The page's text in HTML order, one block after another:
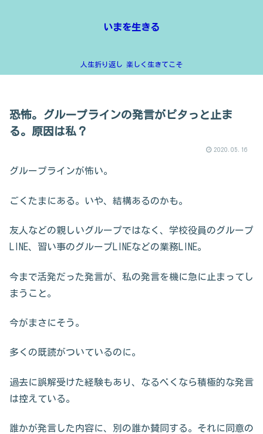
いまを生きる
人生折り返し 楽しく生きてこそ
恐怖。グループラインの発言がピタっと止ま
る。原因は私？
2020.05.16
グループラインが怖い。
ごくたまにある。いや、結構あるのかも。
友人などの親しいグループではなく、学校役員のグループ
LINE、習い事のグループLINEなどの業務LINE。
今まで活発だった発言が、私の発言を機に急に止まってし
まうこと。
今がまさにそう。
多くの既読がついているのに。
過去に誤解受けた経験もあり、なるべくなら積極的な発言
は控えている。
誰かが発言した内容に、別の誰か賛同する。それに同意の